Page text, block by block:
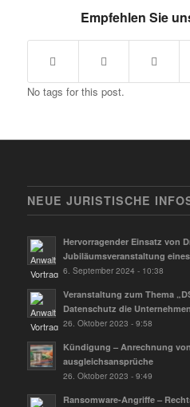
Empfehlen Sie
No tags for this post.
NEUE JURISTISCHE
Hervorragender Einsatz von
Jubiläumsveranstaltung
6. September 2024 - 10:38
Veranstaltung zum Thema
Datenschutz die
26. Oktober 2023 - 9:58
Kündigung – Anrechnung
ausgleichs­ansprüche
26. Oktober 2023 - 9:49
Ransomware-Angriffe –